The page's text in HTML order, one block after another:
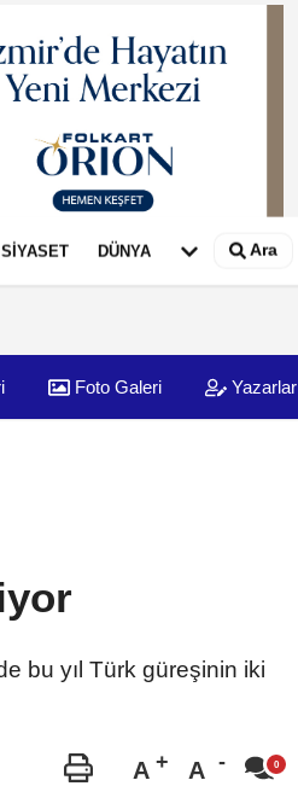
SİYASET DÜNYA Ara
Foto Galeri Yazarlar
bu yıl Türk güreşinin iki
A A